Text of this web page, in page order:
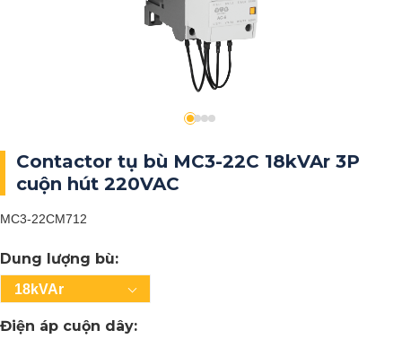
Contactor tụ bù MC3-22C 18kVAr 3P
cuộn hút 220VAC
MC3-22CM712
Dung lượng bù:
18kVAr
Điện áp cuộn dây: